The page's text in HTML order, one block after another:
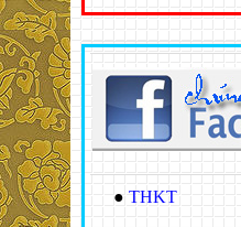
● THKT